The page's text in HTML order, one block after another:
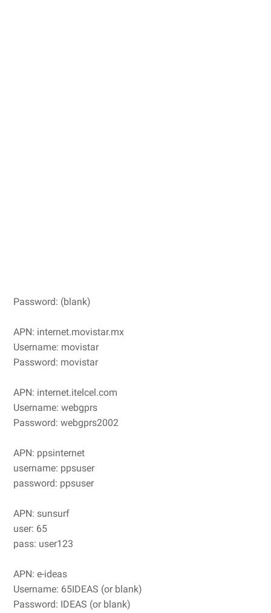
Password: (blank)
APN: internet.movistar.mx
Username: movistar
Password: movistar
APN: internet.itelcel.com
Username: webgprs
Password: webgprs2002
APN: ppsinternet
username: ppsuser
password: ppsuser
APN: sunsurf
user: 65
pass: user123
APN: e-ideas
Username: 65IDEAS (or blank)
Password: IDEAS (or blank)